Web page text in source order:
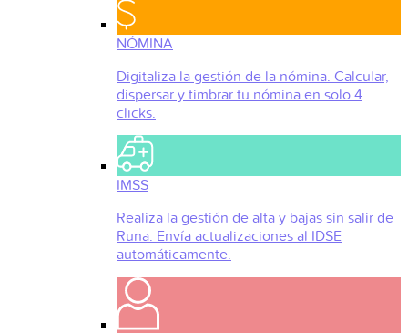
NÓMINA
Digitaliza la gestión de la nómina. Calcular,
dispersar y timbrar tu nómina en solo 4
clicks.
IMSS
Realiza la gestión de alta y bajas sin salir de
Runa. Envía actualizaciones al IDSE
automáticamente.